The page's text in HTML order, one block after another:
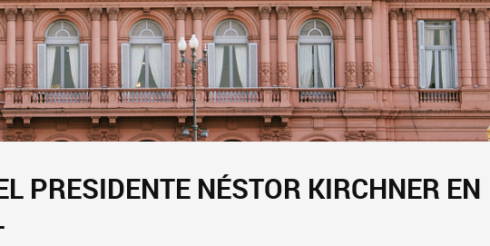
PRESIDENTE NÉSTOR KIRCHNER EN